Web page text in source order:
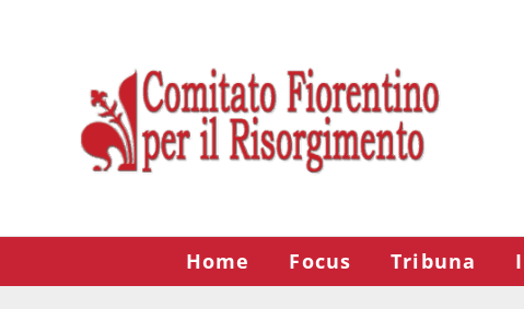
Home Focus Tribuna